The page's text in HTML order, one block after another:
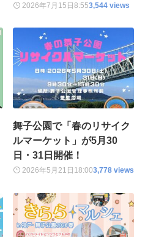
2026年7月15日8:553,544 views
舞子公園で「春のリサイク
ルマーケット」が5月30
日・31日開催！
2026年5月21日 18:003,778 views